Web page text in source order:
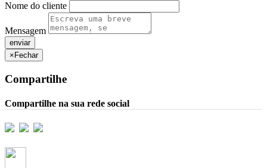
Nome do cliente
Mensagem
× Fechar
Compartilhe
Compartilhe na sua rede social